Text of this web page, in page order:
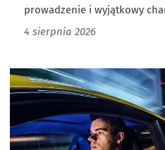
prowadzenie i wyjątkowy
4 sierpnia 2026